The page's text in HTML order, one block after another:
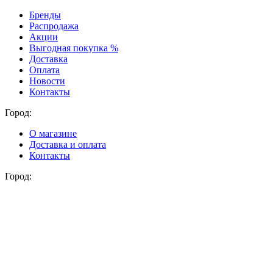
Бренды
Распродажа
Акции
Выгодная покупка %
Доставка
Оплата
Новости
Контакты
Город:
О магазине
Доставка и оплата
Контакты
Город: